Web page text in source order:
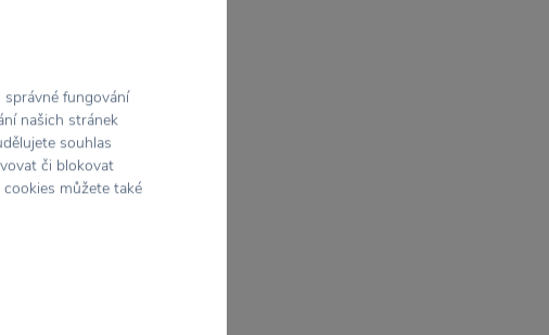
správné fungování
našich stránek
souhlas
či blokovat
cookies můžete také